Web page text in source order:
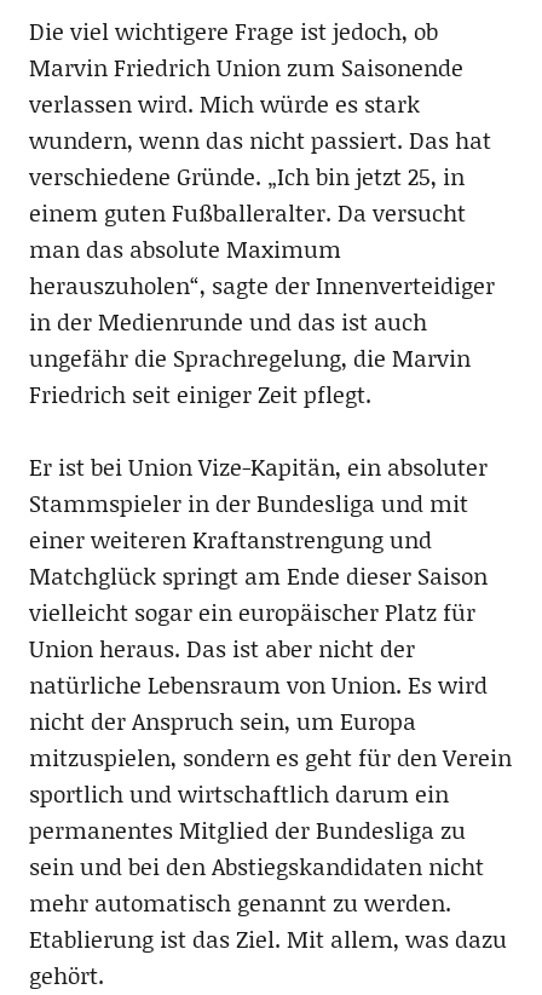
Die viel wichtigere Frage ist jedoch, ob
Marvin Friedrich Union zum Saisonende
verlassen wird. Mich würde es stark
wundern, wenn das nicht passiert. Das hat
verschiedene Gründe. „Ich bin jetzt 25, in
einem guten Fußballeralter. Da versucht
man das absolute Maximum
herauszuholen“, sagte der Innenverteidiger
in der Medienrunde und das ist auch
ungefähr die Sprachregelung, die Marvin
Friedrich seit einiger Zeit pflegt.
Er ist bei Union Vize-Kapitän, ein absoluter
Stammspieler in der Bundesliga und mit
einer weiteren Kraftanstrengung und
Matchglück springt am Ende dieser Saison
vielleicht sogar ein europäischer Platz für
Union heraus. Das ist aber nicht der
natürliche Lebensraum von Union. Es wird
nicht der Anspruch sein, um Europa
mitzuspielen, sondern es geht für den Verein
sportlich und wirtschaftlich darum ein
permanentes Mitglied der Bundesliga zu
sein und bei den Abstiegskandidaten nicht
mehr automatisch genannt zu werden.
Etablierung ist das Ziel. Mit allem, was dazu
gehört.